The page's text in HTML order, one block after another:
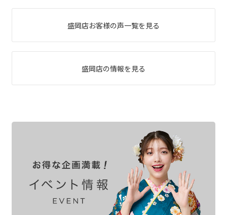
盛岡店お客様の声一覧を見る
盛岡店の情報を見る